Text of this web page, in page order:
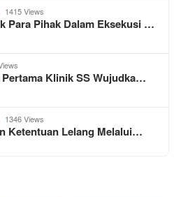
1415 Views
Para Pihak Dalam Eksekusi …
Pertama Klinik SS Wujudka…
1346 Views
Ketentuan Lelang Melalui…